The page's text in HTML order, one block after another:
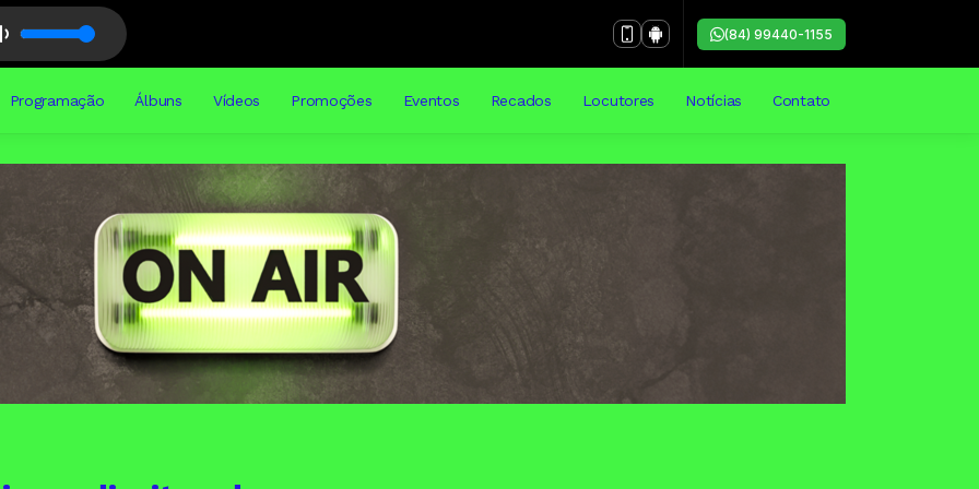
(84) 99440-1155
Programação Álbuns Vídeos Promoções Eventos Recados Locutores Notícias Contato